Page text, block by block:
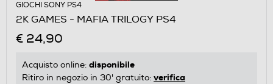
GIOCHI SONY PS4
2K GAMES - MAFIA TRILOGY PS4
€ 24,90
Acquisto online: disponibile
Ritiro in negozio in 30' gratuito: verifica